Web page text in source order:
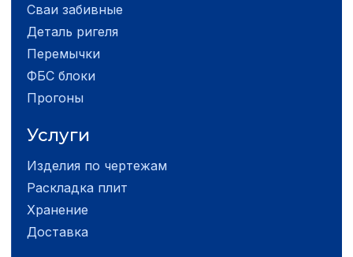
Сваи забивные
Деталь ригеля
Перемычки
ФБС блоки
Прогоны
Услуги
Изделия по чертежам
Раскладка плит
Хранение
Доставка